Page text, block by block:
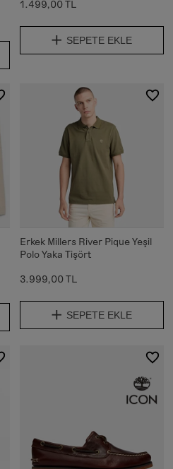
1.499,00 TL
SEPETE EKLE
Erkek Millers River Pique Yeşil
Polo Yaka Tişört
3.999,00 TL
SEPETE EKLE